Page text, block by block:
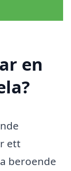
en
ett
beroende